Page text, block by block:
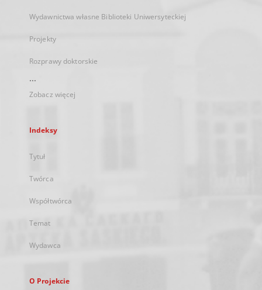
Wydawnictwa własne Biblioteki Uniwersyteckiej
Projekty
Rozprawy doktorskie
...
Zobacz więcej
Indeksy
Tytuł
Twórca
Współtwórca
Temat
Wydawca
O Projekcie